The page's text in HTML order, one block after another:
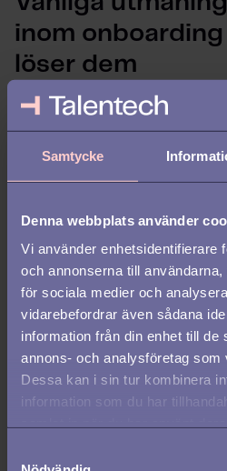
Samtycke
Denna webbplats använder
Vi använder enhetsidentifierare
och annonserna till
för sociala medier och
vidarebefordrar även sådana
information från din enhet till de
annons- och analysföretag som
Dessa kan i sin tur kombinera
information som du har
inom
löser dem
Att införa AI-stöd under
skapar fler problem än de löser. Det
fallgropar går att undvika.
Här är några vanliga utmaningar
1. Rädsla för en
onboarding
När AI tar över vissa delar av
att introduktionen ska kännas kall
medarbetarna fortfarande att få